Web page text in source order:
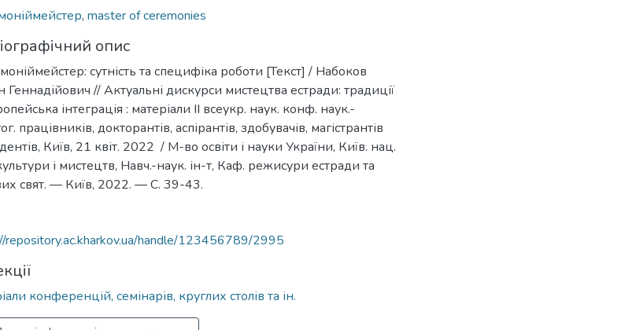
, master of ceremonies
опис
сутність та специфіка роботи [Текст] / Набоков
Геннадійович // Актуальні дискурси мистецтва естради: традиції
інтеграція : матеріали ІІ всеукр. наук. конф. наук.-
працівників, докторантів, аспірантів, здобувачів, магістрантів
Київ, 21 квіт. 2022 / М-во освіти і науки України, Київ. нац.
і мистецтв, Навч.-наук. ін-т, Каф. режисури естради та
свят. — Київ, 2022. — С. 39-43.
repository.ac.kharkov.ua/handle/123456789/2995
конференцій, семінарів, круглих столів та ін.